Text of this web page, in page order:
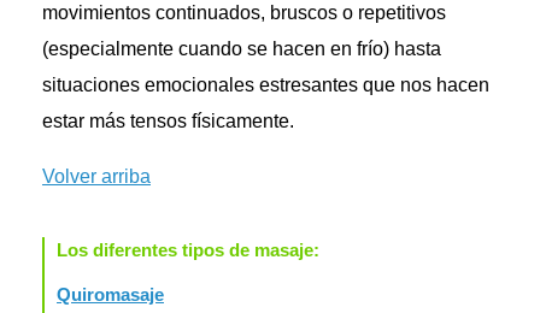
movimientos continuados, bruscos o repetitivos
(especialmente cuando se hacen en frío) hasta
situaciones emocionales estresantes que nos hacen
estar más tensos físicamente.
Volver arriba
Los diferentes tipos de masaje:
Quiromasaje